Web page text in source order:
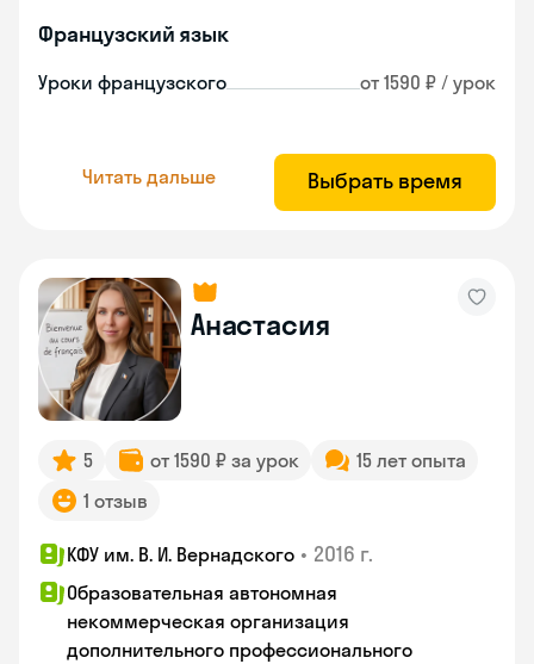
Французский язык
Уроки французского от 1590 ₽ / урок
Читать дальше Выбрать время
Анастасия
5 от 1590 ₽ за урок
15 лет опыта
1 отзыв
КФУ им. В. И. Вернадского • 2016 г.
Образовательная автономная
некоммерческая организация
дополнительного профессионального